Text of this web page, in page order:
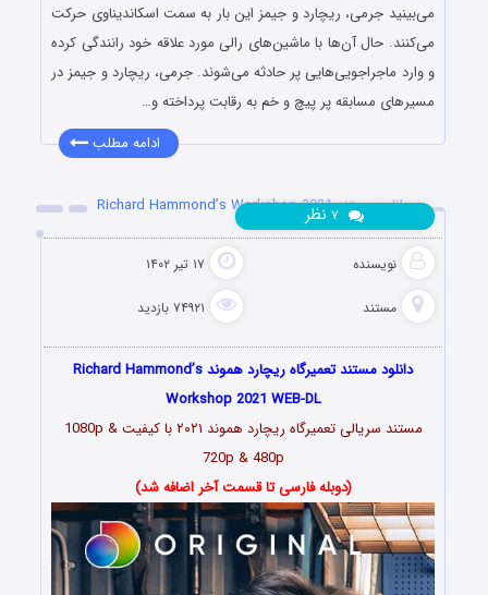
می‌بینید جرمی، ریچارد و جیمز این بار به سمت اسکاندیناوی حرکت
می‌کنند. حال آن‌ها با ماشین‌های رالی مورد علاقه خود رانندگی کرده
و وارد ماجراجویی‌هایی پر حادثه می‌شوند. جرمی، ریچارد و جیمز در
مسیرهای مسابقه پر پیچ و خم به رقابت پرداخته و…
ادامه مطلب
دانلود مستند Richard Hammond’s Workshop 2021
نویسنده ۱۷ تیر ۱۴۰۲
مستند ۷۴۹۲۱ بازدید
نظر
دانلود مستند تعمیرگاه ریچارد هموند Richard Hammond’s
Workshop 2021 WEB-DL
مستند سریالی تعمیرگاه ریچارد هموند ۲۰۲۱ با کیفیت 1080p &
720p & 480p
(دوبله فارسی تا قسمت آخر اضافه شد)